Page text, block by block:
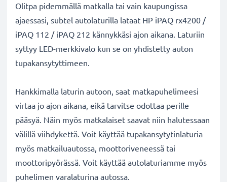
Olitpa pidemmällä matkalla tai vain kaupungissa
ajaessasi, subtel autolaturilla lataat HP iPAQ rx4200 /
iPAQ 112 / iPAQ 212 kännykkäsi ajon aikana. Laturiin
syttyy LED-merkkivalo kun se on yhdistetty auton
tupakansytyttimeen.
Hankkimalla laturin autoon, saat matkapuhelimeesi
virtaa jo ajon aikana, eikä tarvitse odottaa perille
pääsyä. Näin myös matkalaiset saavat niin halutessaan
välillä viihdykettä. Voit käyttää tupakansytytinlaturia
myös matkailuautossa, moottoriveneessä tai
moottoripyörässä. Voit käyttää autolaturiamme myös
puhelimen varalaturina autossa.